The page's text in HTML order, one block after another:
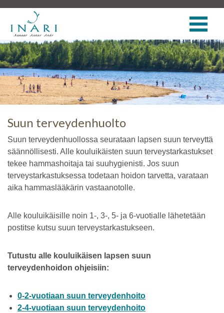
Suun terveydenhuolto
Suun terveydenhuollossa seurataan lapsen suun terveyttä
säännöllisesti. Alle kouluikäisten suun terveystarkastukset
tekee hammashoitaja tai suuhygienisti. Jos suun
terveystarkastuksessa todetaan hoidon tarvetta, varataan
aika hammaslääkärin vastaanotolle.
Alle kouluikäisille noin 1-, 3-, 5- ja 6-vuotialle lähetetään
postitse kutsu suun terveystarkastukseen.
Tutustu alle kouluikäisen lapsen suun
terveydenhoidon ohjeisiin:
0-2-vuotiaan suun terveydenhoito
2-4-vuotiaan suun terveydenhoito